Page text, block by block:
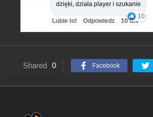
dzięki, działa player i szukanie
10
Lubie to! Odpowiedz 10 dni
Shared 0 Facebook